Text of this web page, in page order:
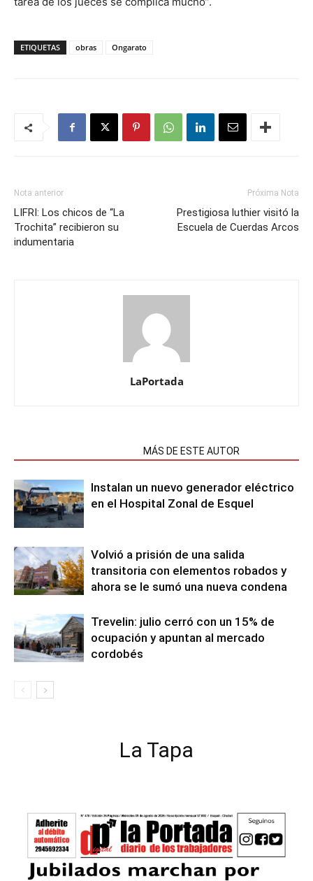
ETIQUETAS obras Ongarato
Nota anterior
LIFRI: Los chicos de “La
Trochita” recibieron su
indumentaria
Próxima Nota
Prestigiosa luthier visitó la
Escuela de Cuerdas Arcos
LaPortada
MÁS DE ESTE AUTOR
Instalan un nuevo generador eléctrico
en el Hospital Zonal de Esquel
Volvió a prisión de una salida
transitoria con elementos robados y
ahora se le sumó una nueva condena
Trevelin: julio cerró con un 15% de
ocupación y apuntan al mercado
cordobés
La Tapa